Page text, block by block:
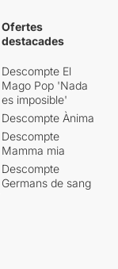
Ofertes
destacades
Descompte El
Mago Pop 'Nada
es imposible'
Descompte Ànima
Descompte
Mamma mia
Descompte
Germans de sang